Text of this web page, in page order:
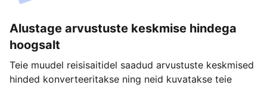
Alustage arvustuste keskmise hindega
hoogsalt
Teie muudel reisisaitidel saadud arvustuste keskmised
hinded konverteeritakse ning neid kuvatakse teie